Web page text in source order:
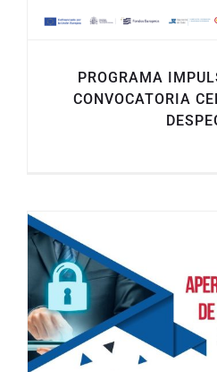
PROGRAMA
CONVOCATORIA